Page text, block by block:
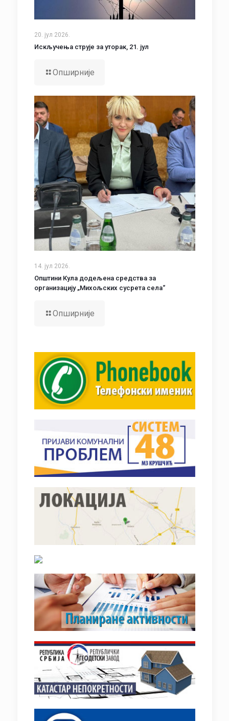
20. јул 2026.
Искључења струје за уторак, 21. јул
Опширније
14. јул 2026.
Општини Кула додељена средства за
организацију „Михољских сусрета села“
Опширније